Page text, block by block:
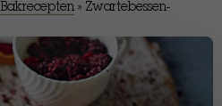
Bakrecepten » Zwartebessen-